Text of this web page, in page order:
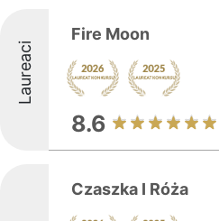
Laureaci
Fire Moon
8.6
Czaszka I Róża